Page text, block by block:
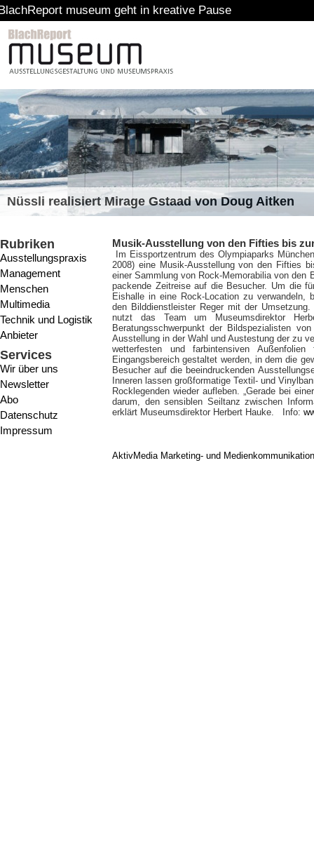
museum geht in kreative Pause
Nüssli realisiert Mirage Gstaad von Doug Aitken
Rubriken
Ausstellungspraxis
Management
Menschen
Multimedia
Technik und Logistik
Anbieter
Services
Wir über uns
Newsletter
Abo
Datenschutz
Impressum
Musik-Ausstellung von den Fifties bis
Im Eissportzentrum des Olympiaparks
2008) eine Musik-Ausstellung von den Fifties
einer Sammlung von Rock-Memorabilia von den
packende Zeitreise auf die Besucher. Um die
Eishalle in eine Rock-Location zu verwandeln,
den Bilddienstleister Reger mit der
nutzt das Team um Museumsdirektor
Beratungsschwerpunkt der Bildspezialisten
Ausstellung in der Wahl und Austestung der zu
wetterfesten und farbintensiven
Eingangsbereich gestaltet werden, in dem die
Besucher auf die beeindruckenden
Inneren lassen großformatige Textil- und
Rocklegenden wieder aufleben. „Gerade bei
darum, den sensiblen Seiltanz zwischen
erklärt Museumsdirektor Herbert Hauke. Info:
AktivMedia Marketing- und